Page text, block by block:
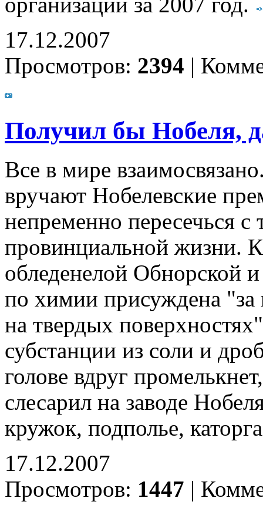
организации за 2007 год.
17.12.2007
Просмотров: 2394 |
Получил бы Нобеля,
Все в мире
вручают Нобелевские
непременно пересечься
провинциальной жизни.
обледенелой Обнорской
по химии присуждена "за
на твердых
субстанции из соли и
голове вдруг
слесарил на заводе
кружок, подполье,
17.12.2007
Просмотров: 1447 |